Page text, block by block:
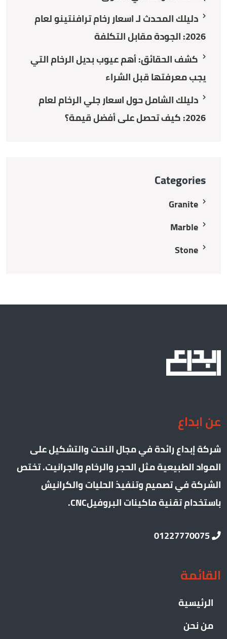
دليلك المحدث لـ اسعار رخام ترافنتينو لعام
2026: الجودة مقابل التكلفة
كشف الحقائق: أهم عيوب بديل الرخام التي
يجب معرفتها قبل الشراء
دليلك الشامل حول اسعار جلي الرخام لعام
2026: كيف تحصل على أفضل قيمة؟
Categories
Granite
Marble
Stone
عن ابداع
شركة إبداع رائدة في مجال النحت والتشكيل على
المواد الطبيعية مثل الحجر والرخام والجرانيت. تختص
الشركة في تصميم وتنفيذ الحليات والكرانيش
باستخدام تقنية ماكينات البروفيلCNC.
01227770075
القائمة
الرئيسية
من نحن